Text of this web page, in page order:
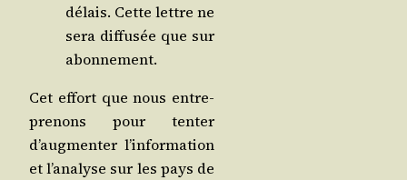
délais. Cette lettre ne
sera dif­fu­sée que sur
abonnement.
Cet effort que nous entre­
pre­nons pour ten­ter
d’aug­men­ter l’in­for­ma­tion
et l’a­na­lyse sur les pays de